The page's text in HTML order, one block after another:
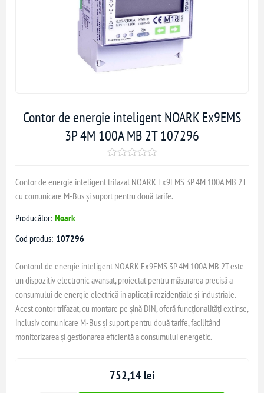
Contor de energie inteligent NOARK Ex9EMS
3P 4M 100A MB 2T 107296
Contor de energie inteligent trifazat NOARK Ex9EMS 3P 4M 100A MB 2T
cu comunicare M-Bus și suport pentru două tarife.
Producător: Noark
Cod produs: 107296
Contorul de energie inteligent NOARK Ex9EMS 3P 4M 100A MB 2T este
un dispozitiv electronic avansat, proiectat pentru măsurarea precisă a
consumului de energie electrică în aplicații rezidențiale și industriale.
Acest contor trifazat, cu montare pe șină DIN, oferă funcționalități extinse,
inclusiv comunicare M-Bus și suport pentru două tarife, facilitând
monitorizarea și gestionarea eficientă a consumului energetic.
752,14 lei